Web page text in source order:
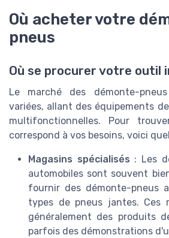
Où acheter votre
pneus
Où se procurer votre outil
Le marché des démonte-
variées, allant des équipements
multifonctionnelles. Pour
correspond à vos besoins, voici
Magasins spécialisés : Les
automobiles sont souvent
fournir des démonte-pneus
types de pneus jantes. Ces
généralement des produits
parfois des démonstrations